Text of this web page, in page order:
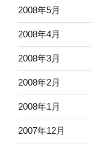
2008年5月
2008年4月
2008年3月
2008年2月
2008年1月
2007年12月